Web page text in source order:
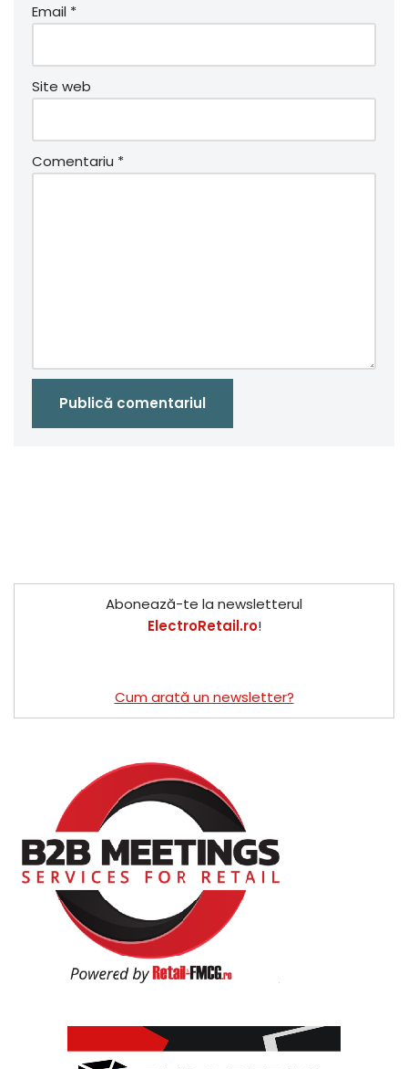
Email *
Site web
Comentariu *
Abonează-te la newsletterul
ElectroRetail.ro!
Cum arată un newsletter?